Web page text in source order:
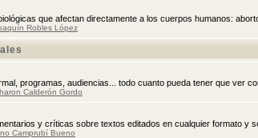
que afectan directamente a los cuerpos humanos:
Robles López
programas, audiencias... todo cuanto pueda tener que ver
Calderón Gordo
y críticas sobre textos editados en cualquier formato y
Camprubí Bueno